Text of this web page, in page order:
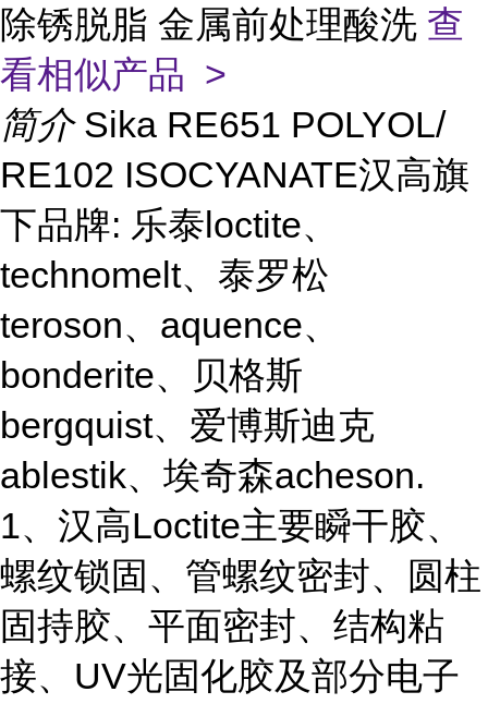
除锈脱脂 金属前处理酸洗 查
看相似产品 >
简介 Sika RE651 POLYOL/
RE102 ISOCYANATE汉高旗
下品牌: 乐泰loctite、
technomelt、泰罗松
teroson、aquence、
bonderite、贝格斯
bergquist、爱博斯迪克
ablestik、埃奇森acheson.
1、汉高Loctite主要瞬干胶、
螺纹锁固、管螺纹密封、圆柱
固持胶、平面密封、结构粘
接、UV光固化胶及部分电子